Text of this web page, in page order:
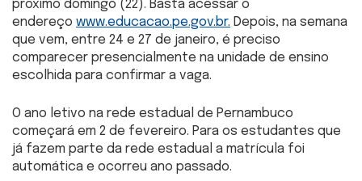
próximo domingo (22). Basta acessar o
endereço www.educacao.pe.gov.br. Depois, na semana
que vem, entre 24 e 27 de janeiro, é preciso
comparecer presencialmente na unidade de ensino
escolhida para confirmar a vaga.
O ano letivo na rede estadual de Pernambuco
começará em 2 de fevereiro. Para os estudantes que
já fazem parte da rede estadual a matrícula foi
automática e ocorreu ano passado.